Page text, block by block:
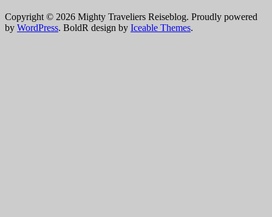
Copyright © 2026 Mighty Traveliers Reiseblog. Proudly powered
by WordPress. BoldR design by Iceable Themes.